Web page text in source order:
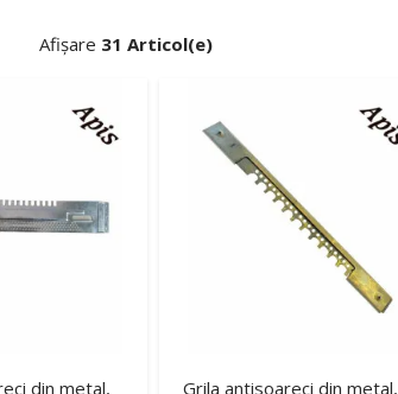
Afișare 31 Articol(e)
din metal,
Grila antisoareci din metal,